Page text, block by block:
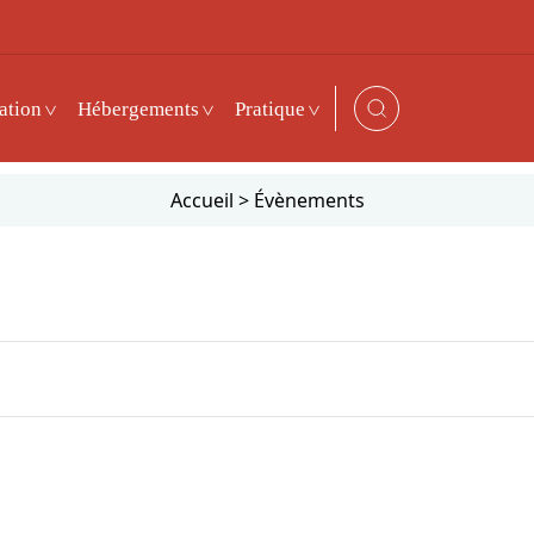
Hébergements Pratique
Accueil > Évènements